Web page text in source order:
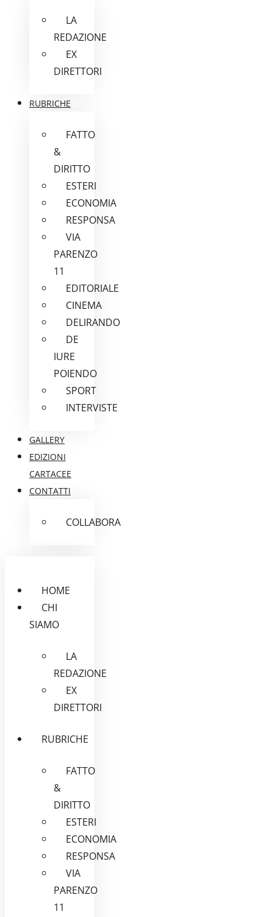
LA
REDAZIONE
EX
DIRETTORI
RUBRICHE
FATTO
&
DIRITTO
ESTERI
ECONOMIA
RESPONSA
VIA
PARENZO
11
EDITORIALE
CINEMA
DELIRANDO
DE
IURE
POIENDO
SPORT
INTERVISTE
GALLERY
EDIZIONI
CARTACEE
CONTATTI
COLLABORA
HOME
CHI
SIAMO
LA
REDAZIONE
EX
DIRETTORI
RUBRICHE
FATTO
&
DIRITTO
ESTERI
ECONOMIA
RESPONSA
VIA
PARENZO
11